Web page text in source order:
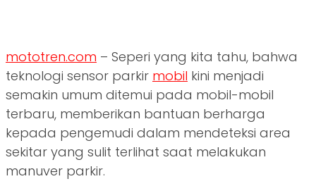
mototren.com – Seperi yang kita tahu, bahwa
teknologi sensor parkir mobil kini menjadi
semakin umum ditemui pada mobil-mobil
terbaru, memberikan bantuan berharga
kepada pengemudi dalam mendeteksi area
sekitar yang sulit terlihat saat melakukan
manuver parkir.